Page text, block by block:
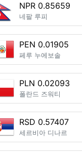
NPR 0.85659
네팔 루피
PEN 0.01905
페루 누에보솔
PLN 0.02093
폴란드 즈워티
RSD 0.57407
세르비아 디나르